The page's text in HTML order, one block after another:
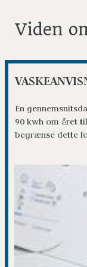
Viden
En
90 kwh om året
begrænse dette